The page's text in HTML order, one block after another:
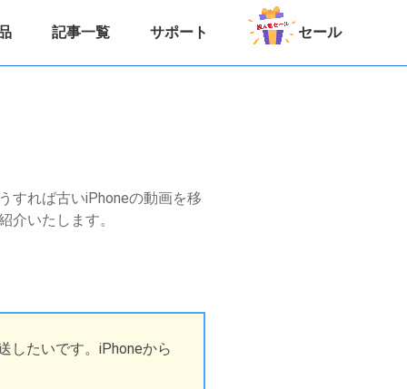
記事一覧 サポート セール
すれば古いiPhoneの動画を移
介いたします。
したいです。iPhoneから